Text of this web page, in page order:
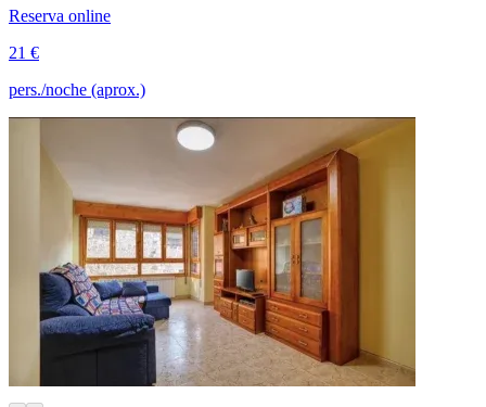
Reserva online
21 €
pers./noche (aprox.)